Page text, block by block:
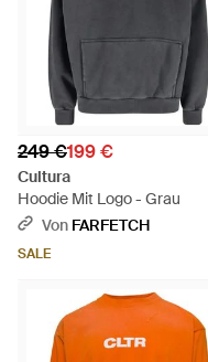
249 €199 €
Cultura
Hoodie Mit Logo - Grau
Von FARFETCH
SALE